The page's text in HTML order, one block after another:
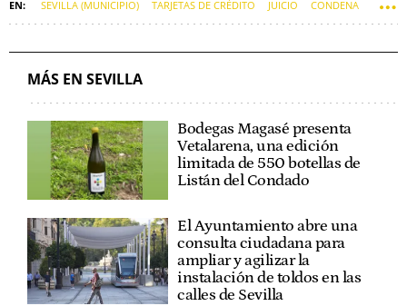
SEVILLA (MUNICIPIO) TARJETAS DE CRÉDITO JUICIO CONDENA
MÁS EN SEVILLA
Bodegas Magasé presenta
Vetalarena, una edición
limitada de 550 botellas de
Listán del Condado
El Ayuntamiento abre una
consulta ciudadana para
ampliar y agilizar la
instalación de toldos en las
calles de Sevilla